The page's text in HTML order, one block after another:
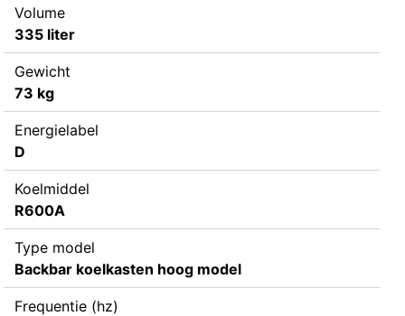
Volume
335 liter
Gewicht
73 kg
Energielabel
D
Koelmiddel
R600A
Type model
Backbar koelkasten hoog model
Frequentie (hz)